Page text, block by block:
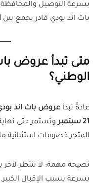
بسرعة التوصيل
باث اند بودي قادر يجمع بين
متى تبدأ عروض
الوطني؟
عادةً تبدأ عروض باث اند
21 سبتمبر
وتستمر حتى
المتجر خصومات استثنائية ما
نصيحة مهمة: لا تنتظر لآخر
بسرعة بسبب الإقبال